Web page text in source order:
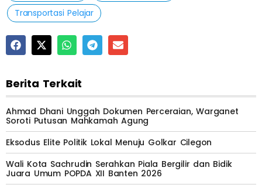
Transportasi Pelajar
Berita Terkait
Ahmad Dhani Unggah Dokumen Perceraian, Warganet
Soroti Putusan Mahkamah Agung
Eksodus Elite Politik Lokal Menuju Golkar Cilegon
Wali Kota Sachrudin Serahkan Piala Bergilir dan Bidik
Juara Umum POPDA XII Banten 2026